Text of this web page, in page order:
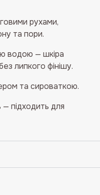
рухами,
та пори.
водою — шкіра
липкого фінішу.
та сироваткою.
— підходить для